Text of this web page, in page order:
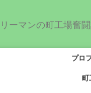
ーマンの町工場奮
プロ
町